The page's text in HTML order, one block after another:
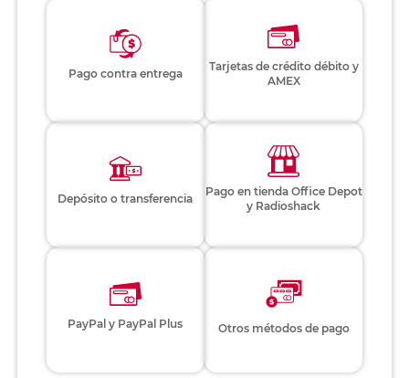
Pago contra entrega
Tarjetas de crédito débito y
AMEX
Depósito o transferencia
Pago en tienda Office Depot
y Radioshack
PayPal y PayPal Plus Otros métodos de pago